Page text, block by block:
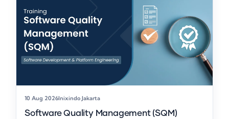
10 Aug 2026Inixindo Jakarta
Software Quality Management (SQM)